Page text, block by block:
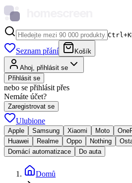
Ctrl+K
Seznam přání Košík
Ahoj, přihlásit se
Přihlásit se
nebo se přihlásit přes
Nemáte účet?
Zaregistrovat se
Ulubione
Apple Samsung Xiaomi Moto
Huawei
Realme Oppo Nothing
Domácí automatizace
Do auta
Domů